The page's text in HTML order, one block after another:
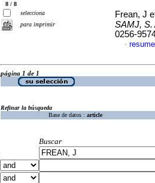
8 / 8
selecciona
para imprimir
Frean, J
SAMJ, S.
0256-
·
página 1 de 1
Refinar la búsqueda
Base de datos : article
Buscar